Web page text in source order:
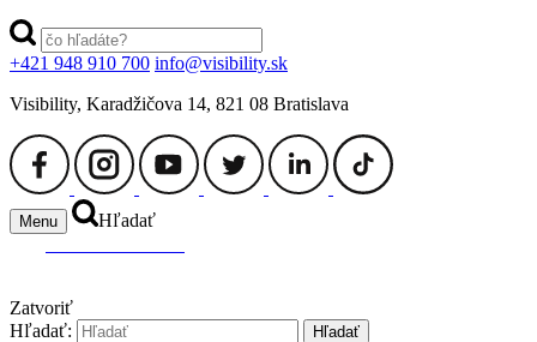
+421 948 910 700 info@visibility.sk
Visibility, Karadžičova 14, 821 08 Bratislava
Menu Hľadať
Zatvoriť
Hľadať:
Hľadať